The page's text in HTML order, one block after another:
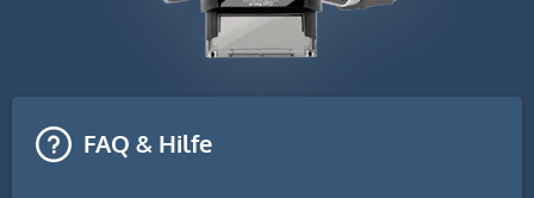
FAQ & Hilfe